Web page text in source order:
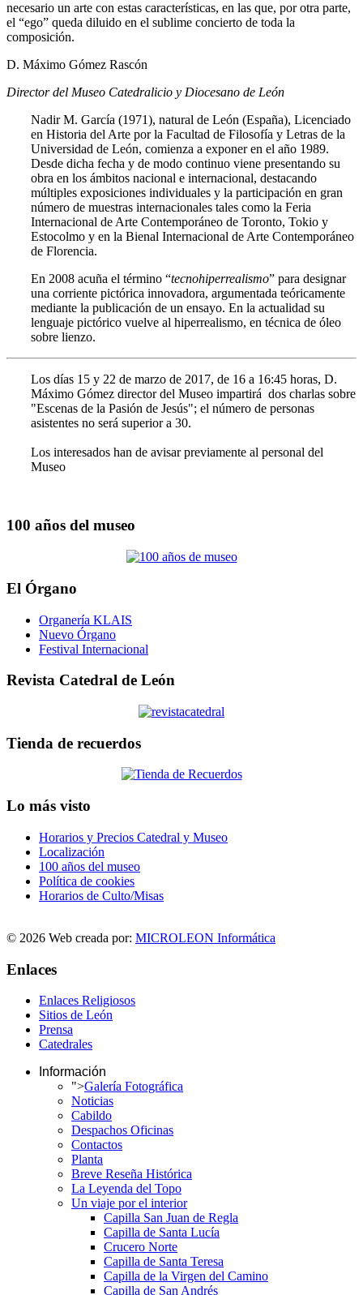
necesario un arte con estas características, en las que, por otra parte,
el “ego” queda diluido en el sublime concierto de toda la
composición.
D. Máximo Gómez Rascón
Director del Museo Catedralicio y Diocesano de León
Nadir M. García (1971), natural de León (España), Licenciado
en Historia del Arte por la Facultad de Filosofía y Letras de la
Universidad de León, comienza a exponer en el año 1989.
Desde dicha fecha y de modo continuo viene presentando su
obra en los ámbitos nacional e internacional, destacando
múltiples exposiciones individuales y la participación en gran
número de muestras internacionales tales como la Feria
Internacional de Arte Contemporáneo de Toronto, Tokio y
Estocolmo y en la Bienal Internacional de Arte Contemporáneo
de Florencia.
En 2008 acuña el término “tecnohiperrealismo” para designar
una corriente pictórica innovadora, argumentada teóricamente
mediante la publicación de un ensayo. En la actualidad su
lenguaje pictórico vuelve al hiperrealismo, en técnica de óleo
sobre lienzo.
Los días 15 y 22 de marzo de 2017, de 16 a 16:45 horas, D.
Máximo Gómez director del Museo impartirá dos charlas sobre
"Escenas de la Pasión de Jesús"; el número de personas
asistentes no será superior a 30.
Los interesados han de avisar previamente al personal del
Museo
100 años del museo
El Órgano
Organería KLAIS
Nuevo Órgano
Festival Internacional
Revista Catedral de León
Tienda de recuerdos
Lo más visto
Horarios y Precios Catedral y Museo
Localización
100 años del museo
Política de cookies
Horarios de Culto/Misas
© 2026 Web creada por: MICROLEON Informática
Enlaces
Enlaces Religiosos
Sitios de León
Prensa
Catedrales
Información
">Galería Fotográfica
Noticias
Cabildo
Despachos Oficinas
Contactos
Planta
Breve Reseña Histórica
La Leyenda del Topo
Un viaje por el interior
Capilla San Juan de Regla
Capilla de Santa Lucía
Crucero Norte
Capilla de Santa Teresa
Capilla de la Virgen del Camino
Capilla de San Andrés